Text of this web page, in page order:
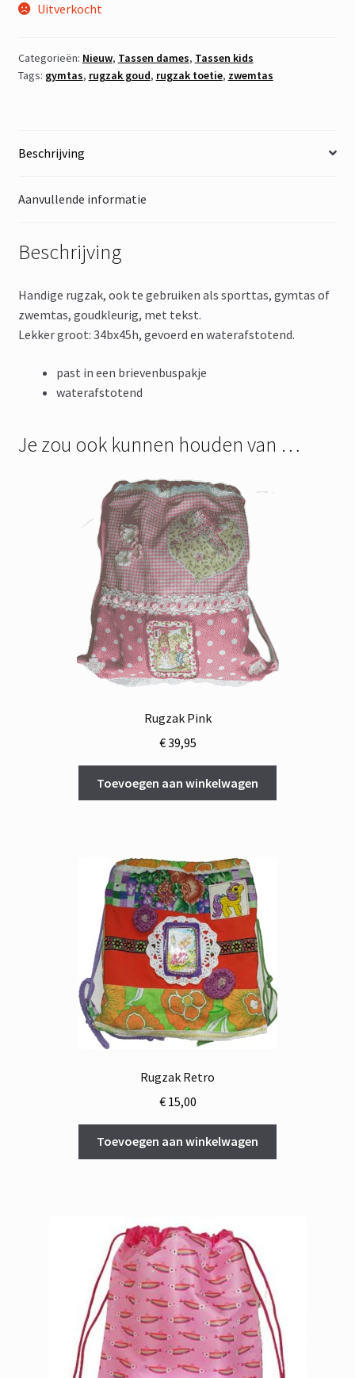
Uitverkocht
Categorieën: Nieuw, Tassen dames, Tassen kids
Tags: gymtas, rugzak goud, rugzak toetie, zwemtas
Beschrijving
Aanvullende informatie
Beschrijving
Handige rugzak, ook te gebruiken als sporttas, gymtas of
zwemtas, goudkleurig, met tekst.
Lekker groot: 34bx45h, gevoerd en waterafstotend.
past in een brievenbuspakje
waterafstotend
Je zou ook kunnen houden van …
Rugzak Pink
€39,95
Toevoegen aan winkelwagen
Rugzak Retro
€15,00
Toevoegen aan winkelwagen